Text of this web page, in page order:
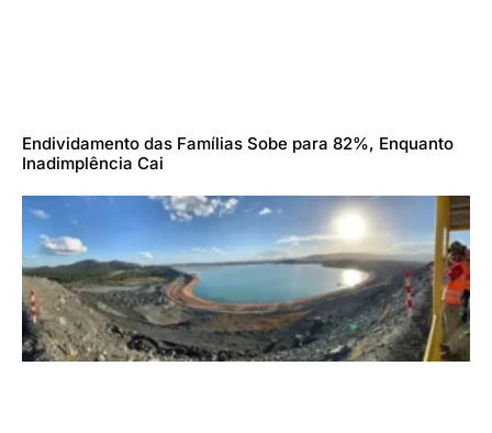
Endividamento das Famílias Sobe para 82%, Enquanto
Inadimplência Cai